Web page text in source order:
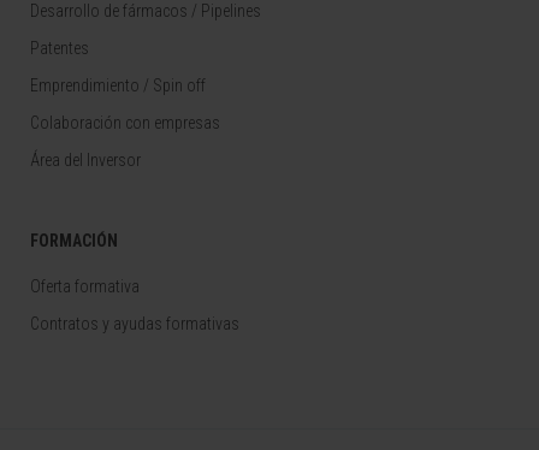
Desarrollo de fármacos / Pipelines
Patentes
Emprendimiento / Spin off
Colaboración con empresas
Área del Inversor
FORMACIÓN
Oferta formativa
Contratos y ayudas formativas